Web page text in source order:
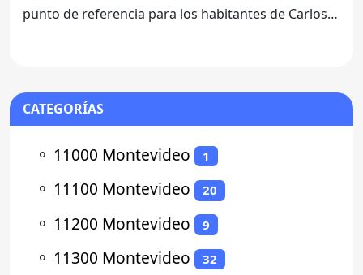
punto de referencia para los habitantes de Carlos
CATEGORÍAS
⚬ 11000 Montevideo 1
⚬ 11100 Montevideo 20
⚬ 11200 Montevideo 9
⚬ 11300 Montevideo 32